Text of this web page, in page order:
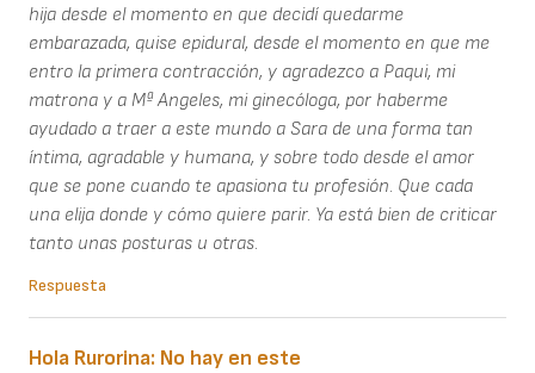
hija desde el momento en que decidí quedarme
embarazada, quise epidural, desde el momento en que me
entro la primera contracción, y agradezco a Paqui, mi
matrona y a Mª Angeles, mi ginecóloga, por haberme
ayudado a traer a este mundo a Sara de una forma tan
íntima, agradable y humana, y sobre todo desde el amor
que se pone cuando te apasiona tu profesión. Que cada
una elija donde y cómo quiere parir. Ya está bien de criticar
tanto unas posturas u otras.
Respuesta
Hola Rurorina: No hay en este